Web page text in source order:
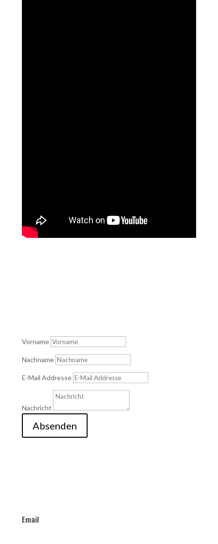
Vorname
Nachname
E-Mail Addresse
Nachricht
Absenden
Email